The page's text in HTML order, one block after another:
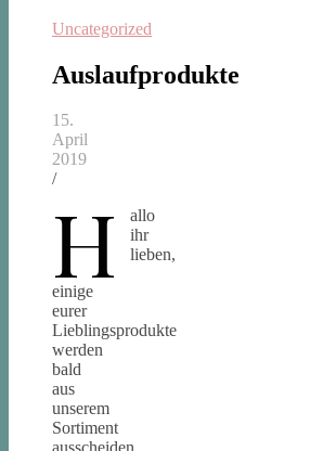
Uncategorized
Auslaufprodukte
15.
April
2019
/
H
allo
ihr
lieben,
einige
eurer
Lieblingsprodukte
werden
bald
aus
unserem
Sortiment